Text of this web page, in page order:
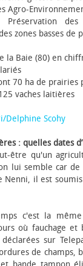
Agro-
Préservation
zones basses de
la Baie (80) en
70 ha de prairies
vaches laitières
Delphine Scohy
: quelles dates
être qu'un
lui semble car
Nenni, il est
c'est la
où fauchage et
sur
de champs,